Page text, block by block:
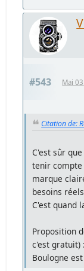
#543 Mai
Citation de:
C'est sûr
tenir compte
marque
besoins
C'est quand
Proposition
c'est gratuit)
Boulogne